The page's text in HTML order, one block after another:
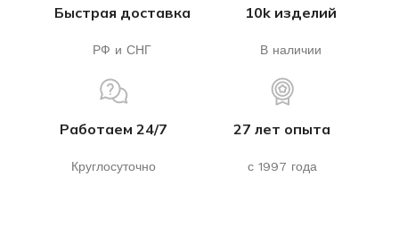
Быстрая доставка
РФ и СНГ
10k изделий
В наличии
Работаем 24/7
Круглосуточно
27 лет опыта
с 1997 года